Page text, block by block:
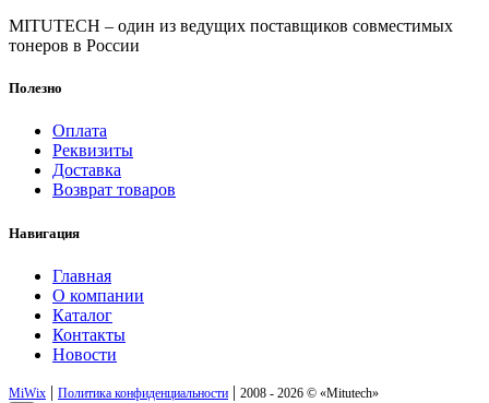
MITUTECH – один из ведущих поставщиков совместимых
тонеров в России
Полезно
Оплата
Реквизиты
Доставка
Возврат товаров
Навигация
Главная
О компании
Каталог
Контакты
Новости
MiWix | Политика конфиденциальности | 2008 - 2026 © «Mitutech»